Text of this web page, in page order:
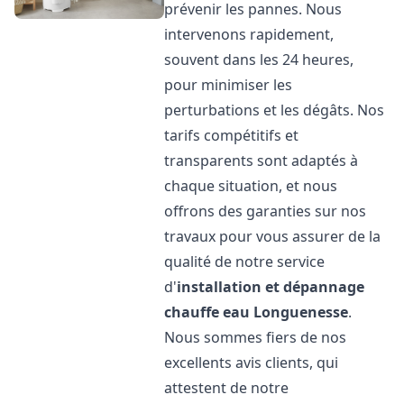
prévenir les pannes. Nous
intervenons rapidement,
souvent dans les 24 heures,
pour minimiser les
perturbations et les dégâts. Nos
tarifs compétitifs et
transparents sont adaptés à
chaque situation, et nous
offrons des garanties sur nos
travaux pour vous assurer de la
qualité de notre service
d'installation et dépannage
chauffe eau Longuenesse.
Nous sommes fiers de nos
excellents avis clients, qui
attestent de notre